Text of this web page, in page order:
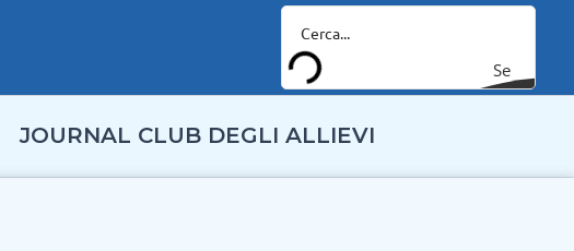
Se
JOURNAL CLUB DEGLI ALLIEVI